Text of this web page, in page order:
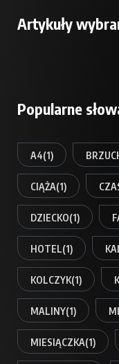
Artykuły
Popularne
A4(1)
CIĄŻA(1)
DZIECKO(1)
HOTEL(1)
KOLCZYK(1)
MALINY(1)
MIESIĄCZKA(1)